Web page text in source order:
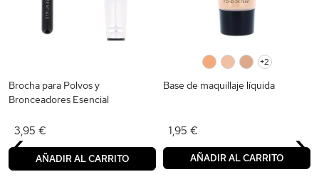
Brocha para Polvos y
Bronceadores Esencial
3,95 €
AÑADIR AL CARRITO
+2
Base de maquillaje líquida
1,95 €
AÑADIR AL CARRITO
‹ ›